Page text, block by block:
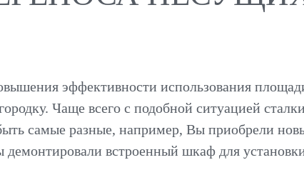
эффективности использования
Чаще всего с подобной ситуацией
самые разные, например, Вы приобрели
встроенный шкаф для